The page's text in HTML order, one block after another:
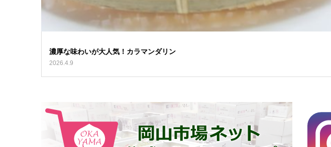
濃厚な味わいが大人気！カラマンダリン
2026.4.9